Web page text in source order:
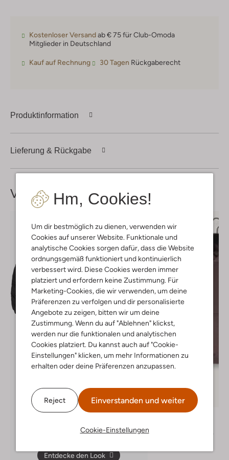
Hm, Cookies!
Um dir bestmöglich zu dienen, verwenden wir
Cookies auf unserer Website. Funktionale und
analytische Cookies sorgen dafür, dass die Website
ordnungsgemäß funktioniert und kontinuierlich
verbessert wird. Diese Cookies werden immer
platziert und erfordern keine Zustimmung. Für
Marketing-Cookies, die wir verwenden, um deine
Präferenzen zu verfolgen und dir personalisierte
Angebote zu zeigen, bitten wir um deine
Zustimmung. Wenn du auf "Ablehnen" klickst,
werden nur die funktionalen und analytischen
Cookies platziert. Du kannst auch auf "Cookie-
Einstellungen" klicken, um mehr Informationen zu
erhalten oder deine Präferenzen anzupassen.
Reject Einverstanden und weiter
Cookie-Einstellungen
Kostenloser Versandab € 75 für Club-Omoda
Mitglieder in Deutschland
Kauf auf Rechnung 30 Tagen Rückgaberecht
Produktinformation
Lieferung & Rückgabe
Vervollständige deinenLook
Entdecke den Look
Letzter Artikel
-20%